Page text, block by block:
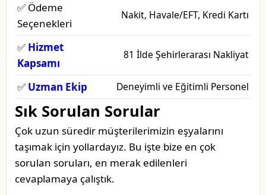
✅ Ödeme
Seçenekleri
Nakit, Havale/EFT, Kredi Kartı
✅ Hizmet
Kapsamı
81 İlde Şehirlerarası Nakliyat
✅ Uzman Ekip Deneyimli ve Eğitimli Personel
Sık Sorulan Sorular
Çok uzun süredir müşterilerimizin eşyalarını
taşımak için yollardayız. Bu işte bize en çok
sorulan soruları, en merak edilenleri
cevaplamaya çalıştık.